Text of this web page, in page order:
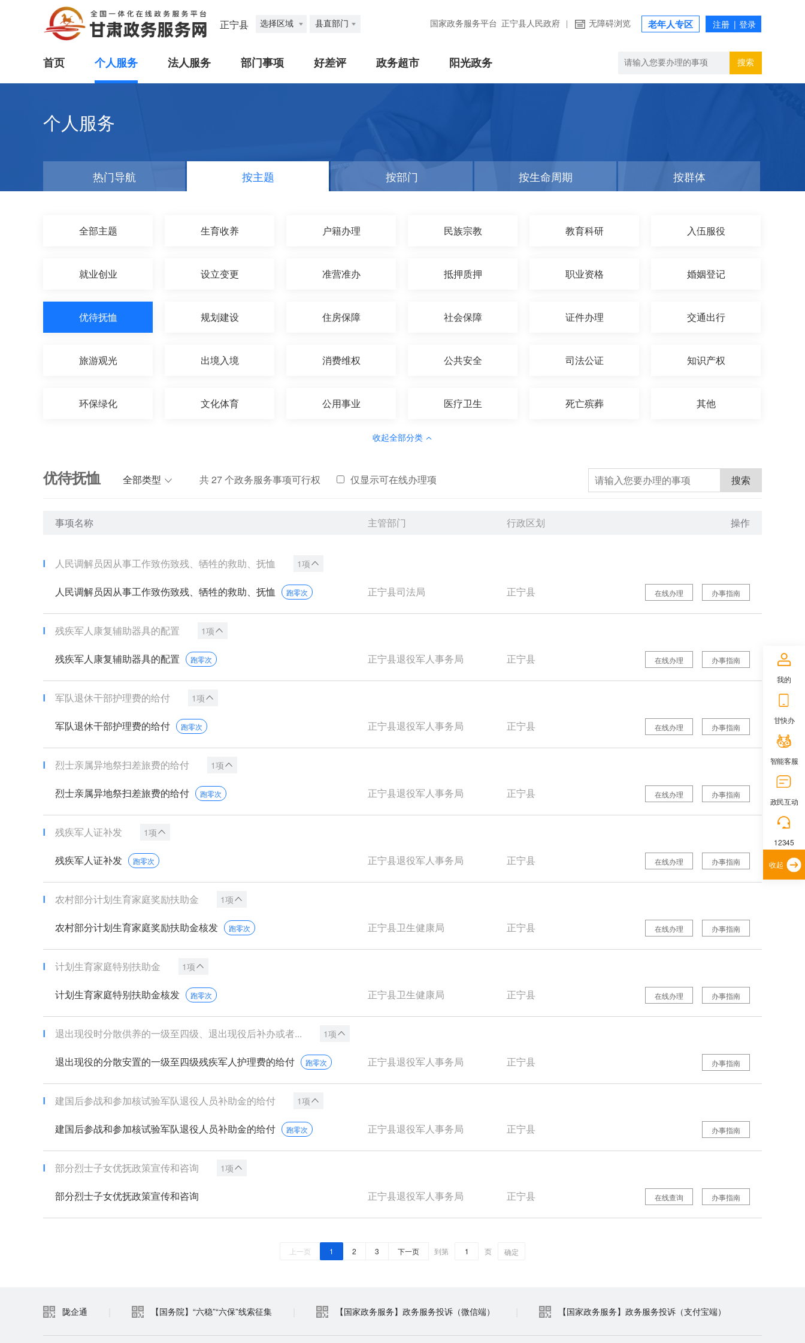
正宁县 选择区域 县直部门 国家政务服务平台 正宁县人民政府 无障碍浏览 老年人专区
首页 个人服务 法人服务 部门事项 好差评 政务超市 阳光政务 搜索
个人服务
热门导航 按主题 按部门 按生命周期 按群体
全部主题 生育收养 户籍办理 民族宗教 教育科研 入伍服役
就业创业 设立变更 准营准办 抵押质押 职业资格 婚姻登记
优待抚恤 规划建设 住房保障 社会保障 证件办理 交通出行
旅游观光 出境入境 消费维权 公共安全 司法公证 知识产权
环保绿化 文化体育 公用事业 医疗卫生 死亡殡葬 其他
收起全部分类
优待抚恤 全部类型 共27个政务服务事项可行权 仅显示可在线办理项 搜索
事项名称 主管部门 行政区划 操作
人民调解员因从事工作致伤致残、牺牲的救助、抚恤 1项
人民调解员因从事工作致伤致残、牺牲的救助、抚恤 跑零次 正宁县司法局 正宁县 办事指南
在线办理
残疾军人康复辅助器具的配置 1项
残疾军人康复辅助器具的配置 跑零次 正宁县退役军人事务局 正宁县 办事指南
在线办理
军队退休干部护理费的给付 1项
军队退休干部护理费的给付 跑零次 正宁县退役军人事务局 正宁县 办事指南
在线办理
烈士亲属异地祭扫差旅费的给付 1项
烈士亲属异地祭扫差旅费的给付 跑零次 正宁县退役军人事务局 正宁县 办事指南
在线办理
残疾军人证补发 1项
残疾军人证补发 跑零次 正宁县退役军人事务局 正宁县 办事指南
在线办理
农村部分计划生育家庭奖励扶助金 1项
农村部分计划生育家庭奖励扶助金核发 跑零次 正宁县卫生健康局 正宁县 办事指南
在线办理
计划生育家庭特别扶助金 1项
计划生育家庭特别扶助金核发 跑零次 正宁县卫生健康局 正宁县 办事指南
在线办理
退出现役时分散供养的一级至四级、退出现役后补办或者... 1项
退出现役的分散安置的一级至四级残疾军人护理费的给付 跑零次 正宁县退役军人事务局 正宁县 办事指南
建国后参战和参加核试验军队退役人员补助金的给付 1项
建国后参战和参加核试验军队退役人员补助金的给付 跑零次 正宁县退役军人事务局 正宁县 办事指南
部分烈士子女优抚政策宣传和咨询 1项
部分烈士子女优抚政策宣传和咨询 正宁县退役军人事务局 正宁县 办事指南
在线查询
上一页 1 2 3 下一页 到第 页 确定
陇企通 【国务院】“六稳”“六保”线索征集 【国家政务服务】政务服务投诉（微信端） 【国家政务服务】政务服务投诉（支付宝端）
我的
甘快办
智能客服
政民互动
12345
收起